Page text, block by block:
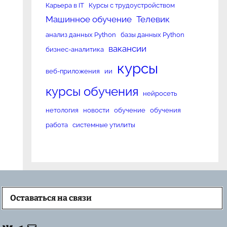
Карьера в IT Курсы с трудоустройством
Машинное обучение Телевик
анализ данных Python
базы данных Python
бизнес-аналитика
вакансии
веб-приложения ии курсы
курсы обучения нейросеть
нетология новости обучение обучения
работа системные утилиты
Оставаться на связи